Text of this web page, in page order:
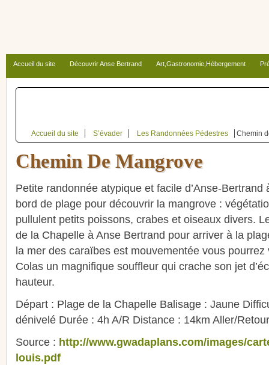
Accueil du site Découvrir Anse Bertrand Art,Gastronomie,Hébergement
Autour d’Anse Bertrand
Accueil du site S’évader Les Randonnées Pédestres Chemin
Chemin De Mangrove
Petite randonnée atypique et facile d’Anse-
bord de plage pour découvrir la mangrove :
pullulent petits poissons, crabes et oiseaux divers.
de la Chapelle à Anse Bertrand pour arriver à la
la mer des caraïbes est mouvementée vous pourrez
Colas un magnifique souffleur qui crache son jet
hauteur.
Départ : Plage de la Chapelle Balisage : Jaune
dénivelé Durée : 4h A/R Distance : 14km Aller/
Source : http://www.gwadaplans.com/images/
louis.pdf